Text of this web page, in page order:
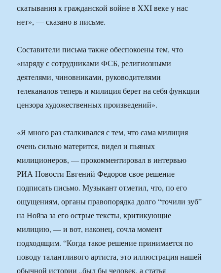
скатывания к гражданской войне в XXI веке у нас
нет», — сказано в письме.
Составители письма также обеспокоены тем, что
«наряду с сотрудниками ФСБ, религиозными
деятелями, чиновниками, руководителями
телеканалов теперь и милиция берет на себя функции
цензора художественных произведений».
«Я много раз сталкивался с тем, что сама милиция
очень сильно матерится, видел и пьяных
милиционеров, — прокомментировал в интервью
РИА Новости Евгений Федоров свое решение
подписать письмо. Музыкант отметил, что, по его
ощущениям, органы правопорядка долго “точили зуб”
на Нойза за его острые тексты, критикующие
милицию, — и вот, наконец, сочла момент
подходящим. “Когда такое решение принимается по
поводу талантливого артиста, это иллюстрация нашей
обычной истории „был бы человек, а статья